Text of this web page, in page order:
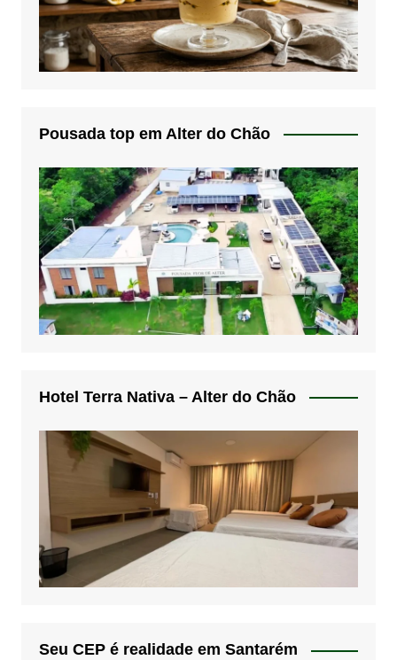
Pousada top em Alter do Chão
Hotel Terra Nativa – Alter do Chão
Seu CEP é realidade em Santarém